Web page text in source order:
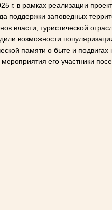
г. в рамках реализации
поддержки заповедных
власти, туристической
возможности
памяти о быте и
его участники